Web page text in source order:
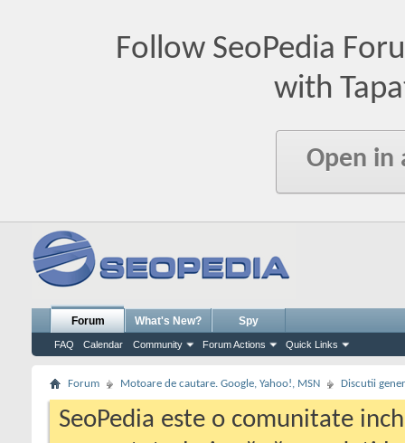
Follow SeoPedia
with
Open in
Forum
FAQ Calendar Community Forum Actions Quick Links
What's New? Spy
Forum Motoare de cautare. Google, Yahoo!, MSN Discutii
SeoPedia este o comunitate